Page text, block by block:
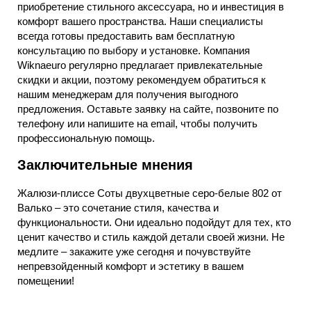
приобретение стильного аксессуара, но и инвестиция в
комфорт вашего пространства. Наши специалисты
всегда готовы предоставить вам бесплатную
консультацию по выбору и установке. Компания
Wiknaeuro регулярно предлагает привлекательные
скидки и акции, поэтому рекомендуем обратиться к
нашим менеджерам для получения выгодного
предложения. Оставьте заявку на сайте, позвоните по
телефону или напишите на email, чтобы получить
профессиональную помощь.
Заключительные мнения
Жалюзи-плиссе Соты двухцветные серо-белые 802 от
Валько – это сочетание стиля, качества и
функциональности. Они идеально подойдут для тех, кто
ценит качество и стиль каждой детали своей жизни. Не
медлите – закажите уже сегодня и почувствуйте
непревзойденный комфорт и эстетику в вашем
помещении!